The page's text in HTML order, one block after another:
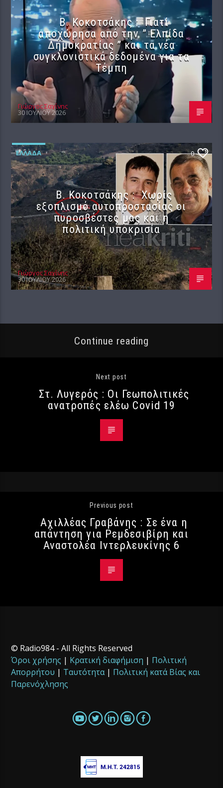
Β. Κοκοτσάκης : Γιατί
αποχώρησα από την ” Ελπίδα
Δημοκρατίας ” και τα νέα
συγκλονιστικά δεδομένα για τα
Τέμπη
Γιώργος Σαχίνης
30 ΙΟΥΛΊΟΥ 2026
ΕΛΛΆΔΑ 0
Β. Κοκοτσάκης : Χωρίς
εξοπλισμό αυτοπροστασίας οι
πυροσβέστες μας και η
πολιτική υποκρισία
Γιώργος Σαχίνης
30 ΙΟΥΛΊΟΥ 2026
Continue reading
Next post
Στ. Λυγερός : Οι Γεωπολιτικές
ανατροπές ελέω Covid 19
Previous post
Αχιλλέας Γραβάνης : Σε ένα η
απάντηση για Ρεμδεσιβίρη και
Αναστολέα Ιντερλευκίνης 6
© Radio984 - All Rights Reserved
Όροι χρήσης | Κρατική διαφήμιση | Πολιτική
Απορρήτου | Ταυτότητα| Πολιτική κατά Βίας και
Παρενόχλησης